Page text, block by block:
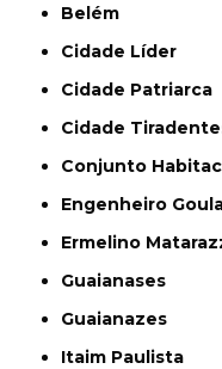
Belém
Cidade Líder
Cidade Patriarca
Cidade
Conjunto
Engenheiro
Ermelino
Guaianases
Guaianazes
Itaim Paulista